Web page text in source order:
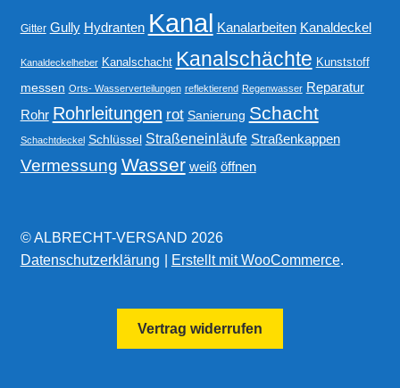
Gitter Gully Hydranten Kanal Kanalarbeiten Kanaldeckel
Kanaldeckelheber Kanalschacht Kanalschächte Kunststoff
messen Orts- Wasserverteilungen reflektierend Regenwasser Reparatur
Rohr Rohrleitungen rot Sanierung Schacht
Schachtdeckel Schlüssel Straßeneinläufe Straßenkappen
Vermessung Wasser weiß öffnen
© ALBRECHT-VERSAND 2026
Datenschutzerklärung
Erstellt mit WooCommerce.
Vertrag widerrufen